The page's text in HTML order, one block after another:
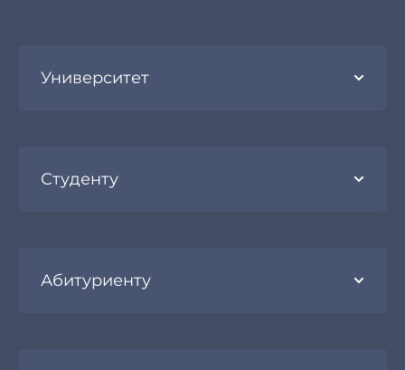
Университет
Студенту
Абитуриенту